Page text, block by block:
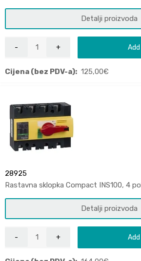
Detalji proizvoda
Cijena (bez PDV-a): 125,00€
28925
Rastavna sklopka Compact INS100, 4
Detalji proizvoda